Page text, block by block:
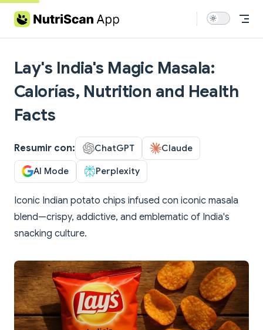
Skip to content
Lay's India's Magic Masala:
Calorías, Nutrition and Health
Facts
Resumir con: ChatGPT Claude
AI Mode Perplexity
Iconic Indian potato chips infused con iconic masala
blend—crispy, addictive, and emblematic of India's
snacking culture.